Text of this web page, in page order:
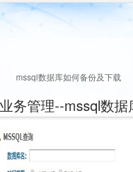
mssql数据库如何备份及下载
务管理--mssql数